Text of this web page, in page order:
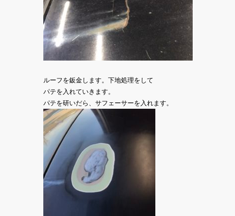
ルーフを鈑金します。下地処理をして
パテを入れていきます。
パテを研いだら、サフェーサーを入れます。